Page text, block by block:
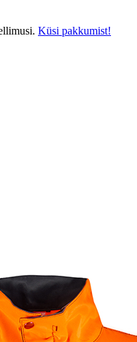
Küsi pakkumist!